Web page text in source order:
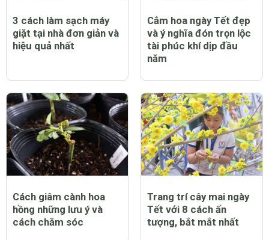
3 cách làm sạch máy
giặt tại nhà đơn giản và
hiệu quả nhất
Cắm hoa ngày Tết đẹp
và ý nghĩa đón trọn lộc
tài phúc khí dịp đầu
năm
Cách giâm cành hoa
hồng những lưu ý và
cách chăm sóc
Trang trí cây mai ngày
Tết với 8 cách ấn
tượng, bắt mắt nhất